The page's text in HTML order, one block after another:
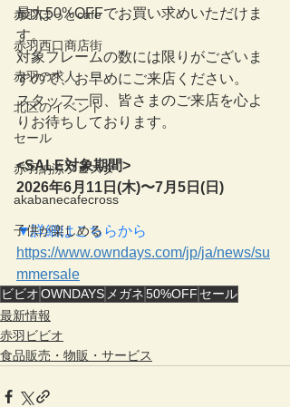
赤羽ほっとcafe
赤羽西口商店街
赤羽の求人
北区のイベント
セール
赤羽納涼フェスタ
akabanecafecross
子供が楽しめる
最大50%OFFでお買い求めいただけま
す。
対象フレームの数には限りがございま
すので、お早めにご来店ください。
スタッフ一同、皆さまのご来店を心よ
りお待ちしております。
<SALE対象期間>
2026年6月11日(木)〜7月5日(日)
▼詳細はこちらから
https://www.owndays.com/jp/ja/news/su
mmersale
ビビオOWNDAYS メガネ50%OFF セール
最新情報
赤羽ビビオ
食品販売・物販・サービス